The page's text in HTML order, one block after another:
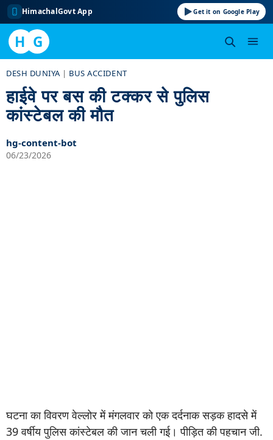
HimachalGovt App Get it on Google Play
H G
content
DESH DUNIYA | BUS ACCIDENT
हाईवे पर बस की टक्कर से पुलिस
कांस्टेबल की मौत
hg-content-bot
06/23/2026
घटना का विवरण वेल्लोर में मंगलवार को एक दर्दनाक सड़क हादसे में
39 वर्षीय पुलिस कांस्टेबल की जान चली गई। पीड़ित की पहचान जी.